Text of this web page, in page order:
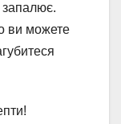
запалює.
ви можете